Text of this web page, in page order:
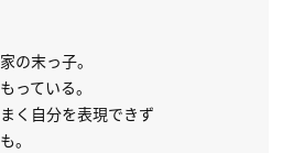
の末っ子。
っている。
く自分を表現できず
。